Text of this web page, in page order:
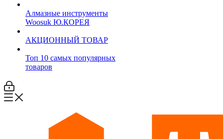
Алмазные инструменты
Woosuk Ю.КОРЕЯ
АКЦИОННЫЙ ТОВАР
Топ 10 самых популярных
товаров